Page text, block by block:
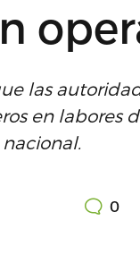
las
en labores
0